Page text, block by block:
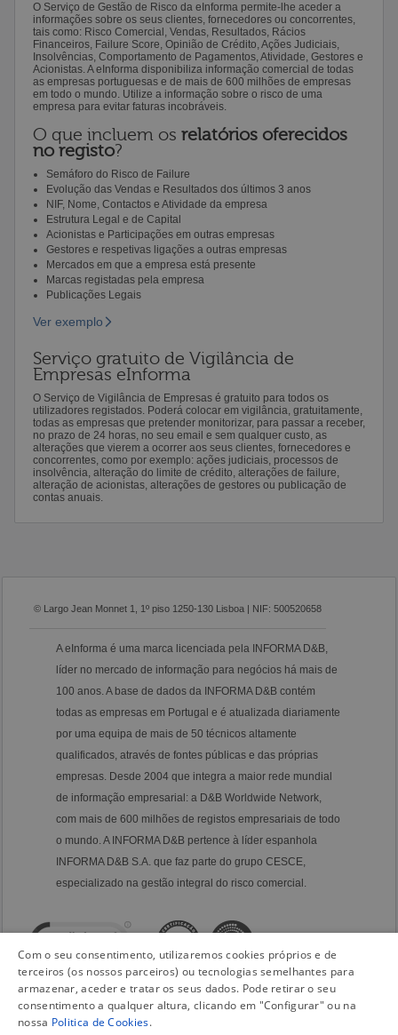
O Serviço de Gestão de Risco da eInforma permite-lhe aceder a
informações sobre os seus clientes, fornecedores ou concorrentes,
tais como: Risco Comercial, Vendas, Resultados, Rácios
Financeiros, Failure Score, Opinião de Crédito, Ações Judiciais,
Insolvências, Comportamento de Pagamentos, Atividade, Gestores e
Acionistas. A eInforma disponibiliza informação comercial de todas
as empresas portuguesas e de mais de 600 milhões de empresas
em todo o mundo. Utilize a informação sobre o risco de uma
empresa para evitar faturas incobráveis.
O que incluem os relatórios oferecidos
no registo?
Semáforo do Risco de Failure
Evolução das Vendas e Resultados dos últimos 3 anos
NIF, Nome, Contactos e Atividade da empresa
Estrutura Legal e de Capital
Acionistas e Participações em outras empresas
Gestores e respetivas ligações a outras empresas
Mercados em que a empresa está presente
Marcas registadas pela empresa
Publicações Legais
Ver exemplo
Serviço gratuito de Vigilância de
Empresas eInforma
O Serviço de Vigilância de Empresas é gratuito para todos os
utilizadores registados. Poderá colocar em vigilância, gratuitamente,
todas as empresas que pretender monitorizar, para passar a receber,
no prazo de 24 horas, no seu email e sem qualquer custo, as
alterações que vierem a ocorrer aos seus clientes, fornecedores e
concorrentes, como por exemplo: ações judiciais, processos de
insolvência, alteração do limite de crédito, alterações de failure,
alteração de acionistas, alterações de gestores ou publicação de
contas anuais.
© Largo Jean Monnet 1, 1º piso 1250-130 Lisboa | NIF: 500520658
A eInforma é uma marca licenciada pela INFORMA D&B,
líder no mercado de informação para negócios há mais de
100 anos. A base de dados da INFORMA D&B contém
todas as empresas em Portugal e é atualizada diariamente
por uma equipa de mais de 50 técnicos altamente
qualificados, através de fontes públicas e das próprias
empresas. Desde 2004 que integra a maior rede mundial
de informação empresarial: a D&B Worldwide Network,
com mais de 600 milhões de registos empresariais de todo
o mundo. A INFORMA D&B pertence à líder espanhola
INFORMA D&B S.A. que faz parte do grupo CESCE,
especializado na gestão integral do risco comercial.
Com o seu consentimento, utilizaremos cookies próprios e de
terceiros (os nossos parceiros) ou tecnologias semelhantes para
armazenar, aceder e tratar os seus dados. Pode retirar o seu
consentimento a qualquer altura, clicando em "Configurar" ou na
nossa Politica de Cookies.